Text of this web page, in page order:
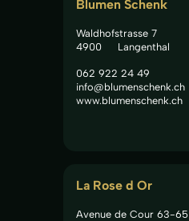
Blumen Schenk
Waldhofstrasse 7
4900
Langenthal
062 922 24 49
info@blumenschenk.ch
www.blumenschenk.ch
La Rose d Or
Avenue de Cour 63-65